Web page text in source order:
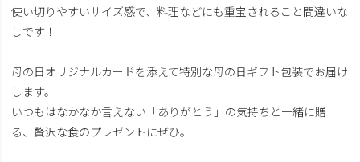
使い切りやすいサイズ感で、料理などにも重宝されること間違いな
しです！
母の日オリジナルカードを添えて特別な母の日ギフト包装でお届け
します。
いつもはなかなか言えない「ありがとう」の気持ちと一緒に贈
る、贅沢な食のプレゼントにぜひ。